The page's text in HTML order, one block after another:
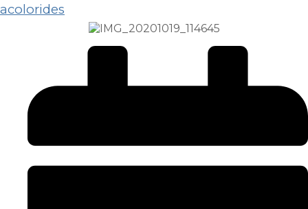
acolorides